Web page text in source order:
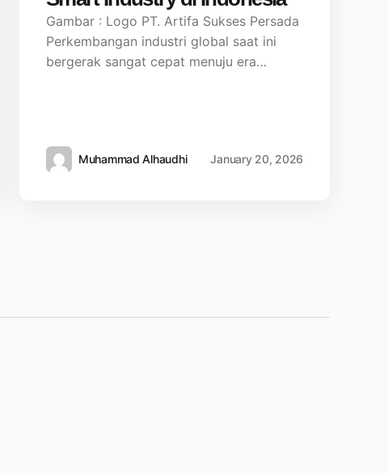
Gambar : Logo PT. Artifa Sukses Persada
Perkembangan industri global saat ini
bergerak sangat cepat menuju era…
Muhammad Alhaudhi January 20, 2026